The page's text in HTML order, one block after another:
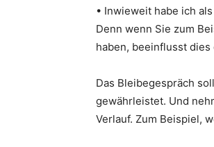
• Inwieweit habe ich
Denn wenn Sie zum
haben, beeinflusst
Das Bleibegespräch
gewährleistet. Und
Verlauf. Zum Beispiel,